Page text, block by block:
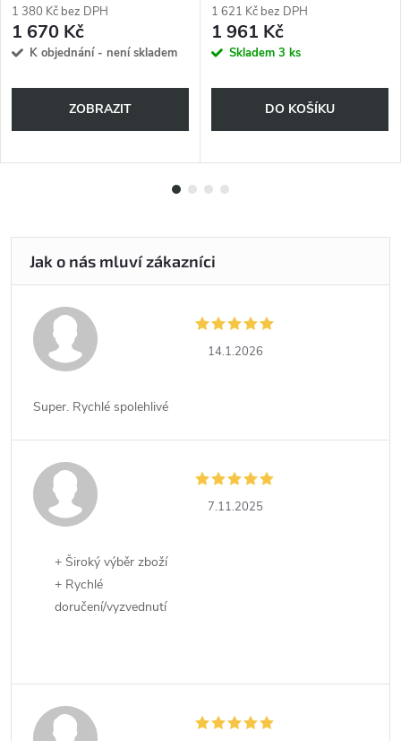
1 380 Kč bez DPH
1 670 Kč
K objednání - není skladem
ZOBRAZIT
1 621 Kč bez DPH
1 961 Kč
Skladem 3 ks
DO KOŠÍKU
14.1.2026
Super. Rychlé spolehlivé
7.11.2025
+ Široký výběr zboží
+ Rychlé
doručení/vyzvednutí